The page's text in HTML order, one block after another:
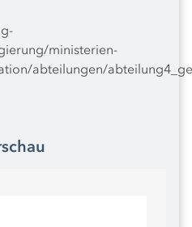
ministerien-
abteilungen/